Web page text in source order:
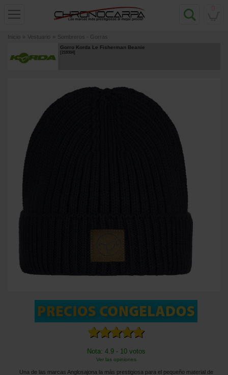
Inicio » Vestuario » Sombreros - Gorras
Gorro Korda Le Fisherman Beanie
[218304]
Nota: 4.9 - 10 votos
Ver las opiniones
Una de las marcas Anglosajona la más prestigiosa para el pequeño material de